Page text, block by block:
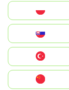
United States
中國香港特別行政區